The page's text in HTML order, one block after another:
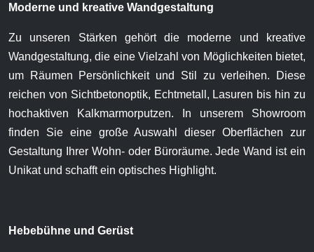
Moderne und kreative Wandgestaltung
Zu unseren Stärken gehört die moderne und kreative
Wandgestaltung, die eine Vielzahl von Möglichkeiten bietet,
um Räumen Persönlichkeit und Stil zu verleihen. Diese
reichen von Sichtbetonoptik, Echtmetall, Lasuren bis hin zu
hochaktiven Kalkmarmorputzen. In unserem Showroom
finden Sie eine große Auswahl dieser Oberflächen zur
Gestaltung Ihrer Wohn- oder Büroräume. Jede Wand ist ein
Unikat und schafft ein optisches Highlight.
Hebebühne und Gerüst